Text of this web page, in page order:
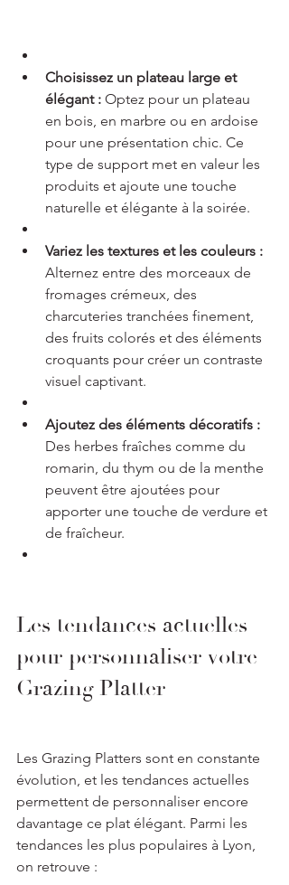
Choisissez un plateau large et
élégant : Optez pour un plateau
en bois, en marbre ou en ardoise
pour une présentation chic. Ce
type de support met en valeur les
produits et ajoute une touche
naturelle et élégante à la soirée.
Variez les textures et les couleurs :
Alternez entre des morceaux de
fromages crémeux, des
charcuteries tranchées finement,
des fruits colorés et des éléments
croquants pour créer un contraste
visuel captivant.
Ajoutez des éléments décoratifs :
Des herbes fraîches comme du
romarin, du thym ou de la menthe
peuvent être ajoutées pour
apporter une touche de verdure et
de fraîcheur.
Les tendances actuelles
pour personnaliser votre
Grazing Platter
Les Grazing Platters sont en constante
évolution, et les tendances actuelles
permettent de personnaliser encore
davantage ce plat élégant. Parmi les
tendances les plus populaires à Lyon,
on retrouve :